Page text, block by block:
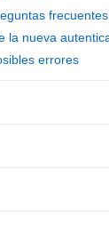
frecuentes
errores